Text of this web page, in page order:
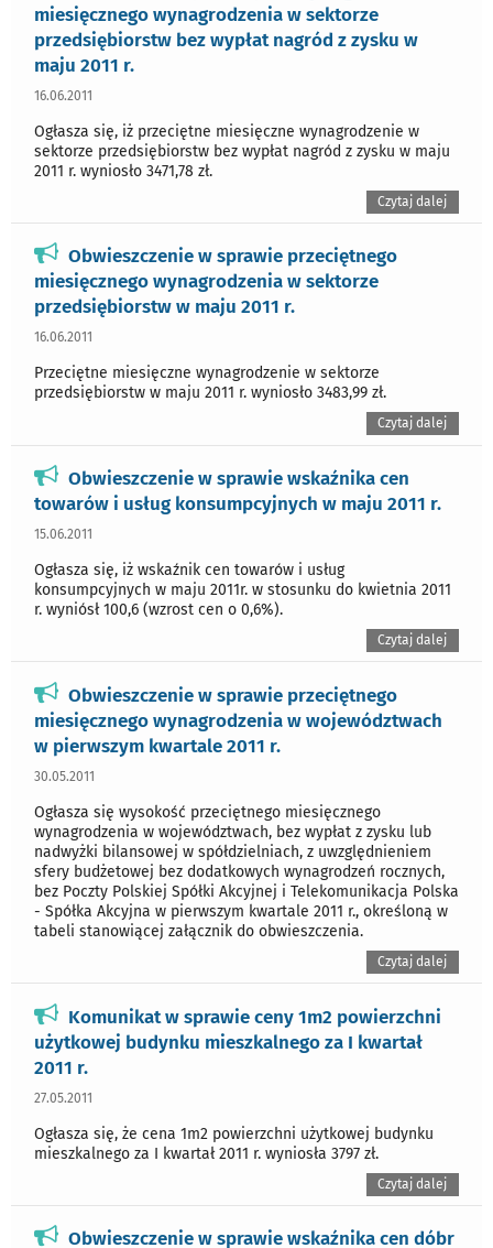
miesięcznego wynagrodzenia w sektorze
przedsiębiorstw bez wypłat nagród z zysku w
maju 2011 r.
16.06.2011
Ogłasza się, iż przeciętne miesięczne wynagrodzenie w
sektorze przedsiębiorstw bez wypłat nagród z zysku w maju
2011 r. wyniosło 3471,78 zł.
Czytaj dalej
Obwieszczenie w sprawie przeciętnego
miesięcznego wynagrodzenia w sektorze
przedsiębiorstw w maju 2011 r.
16.06.2011
Przeciętne miesięczne wynagrodzenie w sektorze
przedsiębiorstw w maju 2011 r. wyniosło 3483,99 zł.
Czytaj dalej
Obwieszczenie w sprawie wskaźnika cen
towarów i usług konsumpcyjnych w maju 2011 r.
15.06.2011
Ogłasza się, iż wskaźnik cen towarów i usług
konsumpcyjnych w maju 2011r. w stosunku do kwietnia 2011
r. wyniósł 100,6 (wzrost cen o 0,6%).
Czytaj dalej
Obwieszczenie w sprawie przeciętnego
miesięcznego wynagrodzenia w województwach
w pierwszym kwartale 2011 r.
30.05.2011
Ogłasza się wysokość przeciętnego miesięcznego
wynagrodzenia w województwach, bez wypłat z zysku lub
nadwyżki bilansowej w spółdzielniach, z uwzględnieniem
sfery budżetowej bez dodatkowych wynagrodzeń rocznych,
bez Poczty Polskiej Spółki Akcyjnej i Telekomunikacja Polska
- Spółka Akcyjna w pierwszym kwartale 2011 r., określoną w
tabeli stanowiącej załącznik do obwieszczenia.
Czytaj dalej
Komunikat w sprawie ceny 1m2 powierzchni
użytkowej budynku mieszkalnego za I kwartał
2011 r.
27.05.2011
Ogłasza się, że cena 1m2 powierzchni użytkowej budynku
mieszkalnego za I kwartał 2011 r. wyniosła 3797 zł.
Czytaj dalej
Obwieszczenie w sprawie wskaźnika cen dóbr